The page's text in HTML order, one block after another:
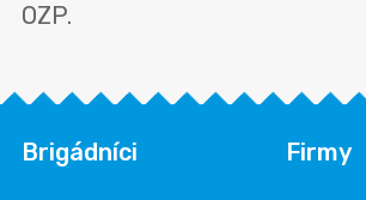
OZP.
Brigádníci Firmy